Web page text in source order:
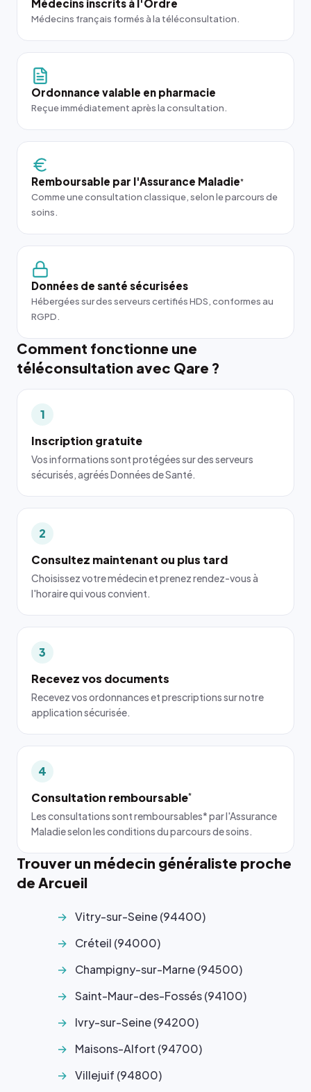
Médecins inscrits à l'Ordre
Médecins français formés à la téléconsultation.
Ordonnance valable en pharmacie
Reçue immédiatement après la consultation.
Remboursable par l'Assurance Maladie*
Comme une consultation classique, selon le parcours de
soins.
Données de santé sécurisées
Hébergées sur des serveurs certifiés HDS, conformes au
RGPD.
Comment fonctionne une
téléconsultation avec Qare ?
1
Inscription gratuite
Vos informations sont protégées sur des serveurs
sécurisés, agréés Données de Santé.
2
Consultez maintenant ou plus tard
Choisissez votre médecin et prenez rendez-vous à
l'horaire qui vous convient.
3
Recevez vos documents
Recevez vos ordonnances et prescriptions sur notre
application sécurisée.
4
Consultation remboursable*
Les consultations sont remboursables* par l'Assurance
Maladie selon les conditions du parcours de soins.
Trouver un médecin généraliste proche
de Arcueil
Vitry-sur-Seine (94400)
Créteil (94000)
Champigny-sur-Marne (94500)
Saint-Maur-des-Fossés (94100)
Ivry-sur-Seine (94200)
Maisons-Alfort (94700)
Villejuif (94800)